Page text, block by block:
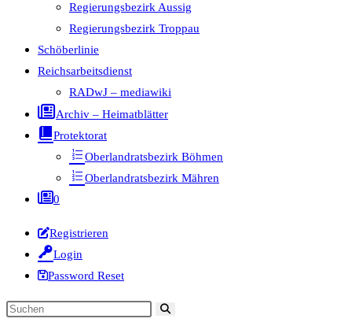
Regierungsbezirk Aussig
Regierungsbezirk Troppau
Schöberlinie
Reichsarbeitsdienst
RADwJ – mediawiki
Archiv – Heimatblätter
Protektorat
Oberlandratsbezirk Böhmen
Oberlandratsbezirk Mähren
0
Registrieren
Login
Password Reset
Diese